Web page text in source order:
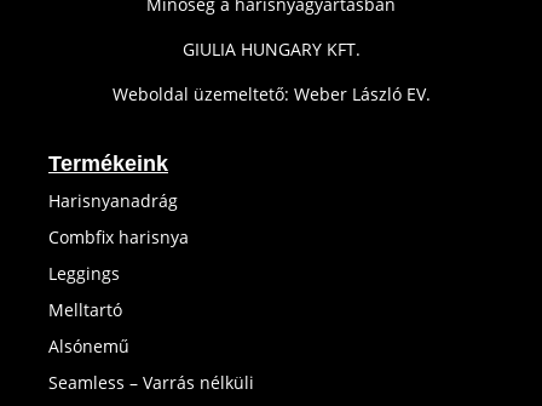
GIULIA HUNGARY KFT.
Weboldal üzemeltető: Weber László EV.
Termékeink
Harisnyanadrág
Combfix harisnya
Leggings
Melltartó
Alsónemű
Seamless – Varrás nélküli